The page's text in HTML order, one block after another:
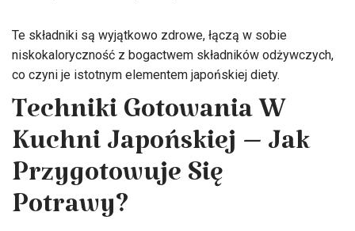
Te składniki są wyjątkowo zdrowe, łączą w sobie
niskokaloryczność z bogactwem składników odżywczych,
co czyni je istotnym elementem japońskiej diety.
Techniki Gotowania W
Kuchni Japońskiej – Jak
Przygotowuje Się
Potrawy?